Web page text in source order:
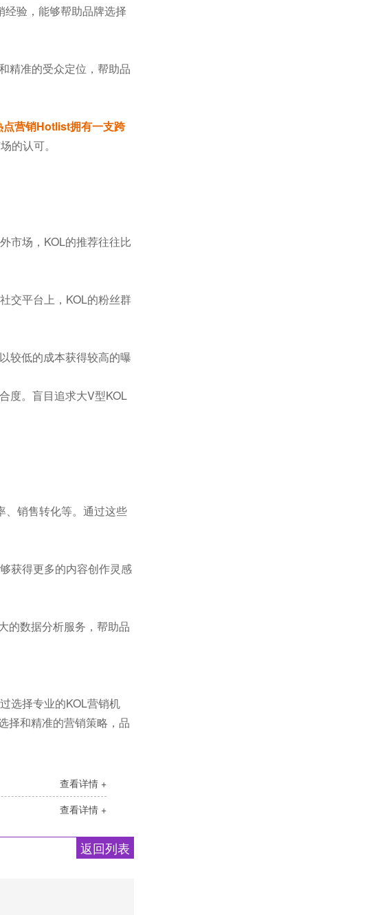
验，能够帮助品牌选择
精准的受众定位，帮助品
点营销Hotlist拥有一支跨
的认可。
市场，KOL的推荐往往比
交平台上，KOL的粉丝群
较低的成本获得较高的曝
度。盲目追求大V型KOL
、销售转化等。通过这些
获得更多的内容创作灵感
的数据分析服务，帮助品
选择专业的KOL营销机
择和精准的营销策略，品
查看详情 +
查看详情 +
返回列表